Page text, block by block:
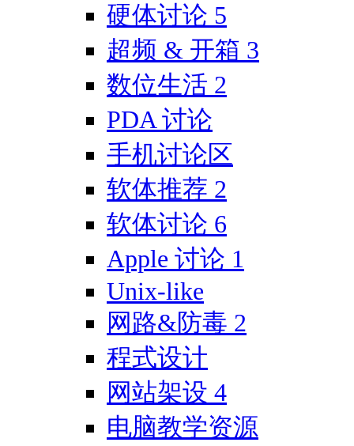
硬体讨论 5
超频 & 开箱 3
数位生活 2
PDA 讨论
手机讨论区
软体推荐 2
软体讨论 6
Apple 讨论 1
Unix-like
网路&防毒 2
程式设计
网站架设 4
电脑教学资源